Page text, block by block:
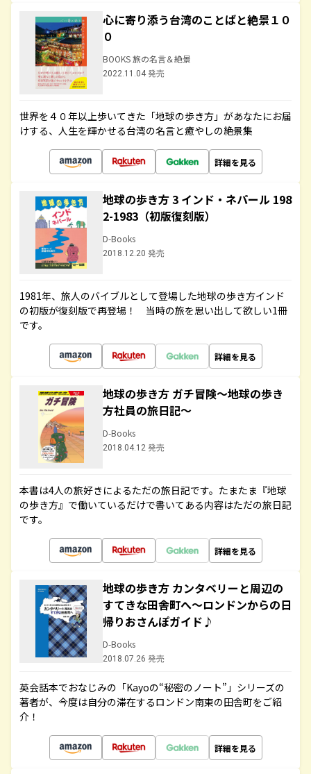
心に寄り添う台湾のことばと絶景１０
０
BOOKS 旅の名言＆絶景
2022.11.04 発売
世界を４０年以上歩いてきた「地球の歩き方」があなたにお届
けする、人生を輝かせる台湾の名言と癒やしの絶景集
詳細を見る
地球の歩き方 3 インド・ネパール 198
2-1983（初版復刻版）
D-Books
2018.12.20 発売
1981年、旅人のバイブルとして登場した地球の歩き方インド
の初版が復刻版で再登場！ 当時の旅を思い出して欲しい1冊
です。
詳細を見る
地球の歩き方 ガチ冒険～地球の歩き
方社員の旅日記～
D-Books
2018.04.12 発売
本書は4人の旅好きによるただの旅日記です。たまたま『地球
の歩き方』で働いているだけで書いてある内容はただの旅日記
です。
詳細を見る
地球の歩き方 カンタベリーと周辺の
すてきな田舎町へ～ロンドンからの日
帰りおさんぽガイド♪
D-Books
2018.07.26 発売
英会話本でおなじみの「Kayoの“秘密のノート”」シリーズの
著者が、今度は自分の滞在するロンドン南東の田舎町をご紹
介！
詳細を見る